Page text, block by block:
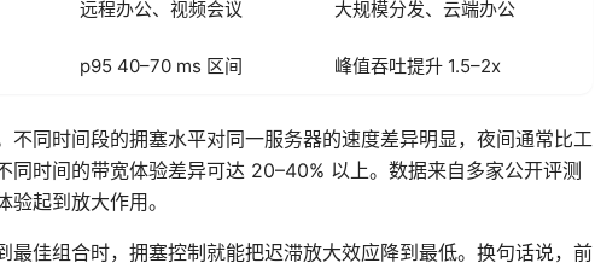
远程办公、视频会议 大规模分发、云端办公
p95 40–70 ms 区间 峰值吞吐提升 1.5–2x
同时间段的拥塞水平对同一服务器的速度差异明显，夜间通常比工
同时间的带宽体验差异可达 20–40% 以上。数据来自多家公开评测
起到放大作用。
佳组合时，拥塞控制就能把迟滞放大效应降到最低。换句话说，前